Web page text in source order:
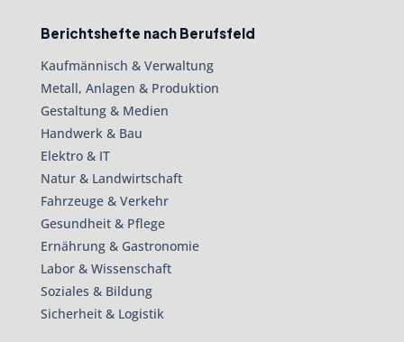
Berichtshefte nach Berufsfeld
Kaufmännisch & Verwaltung
Metall, Anlagen & Produktion
Gestaltung & Medien
Handwerk & Bau
Elektro & IT
Natur & Landwirtschaft
Fahrzeuge & Verkehr
Gesundheit & Pflege
Ernährung & Gastronomie
Labor & Wissenschaft
Soziales & Bildung
Sicherheit & Logistik